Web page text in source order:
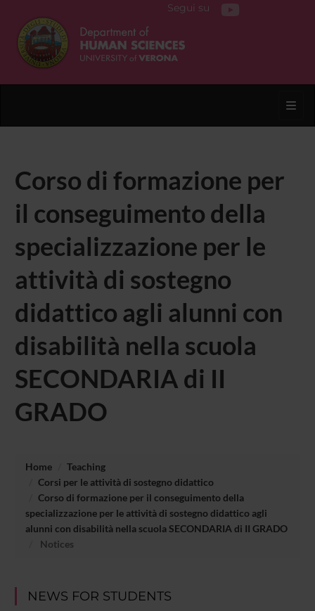
Segui su
Corso di formazione per
il conseguimento della
specializzazione per le
attività di sostegno
didattico agli alunni con
disabilità nella scuola
SECONDARIA di II
GRADO
Home
Teaching
Corsi per le attività di sostegno didattico
Corso di formazione per il conseguimento della
specializzazione per le attività di sostegno didattico agli
alunni con disabilità nella scuola SECONDARIA di II GRADO
Notices
NEWS FOR STUDENTS